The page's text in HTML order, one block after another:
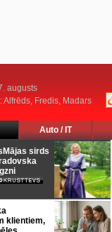
augusts
Alfrēds, Fredis, Madars
Auto / IT
sirds
klientiem,